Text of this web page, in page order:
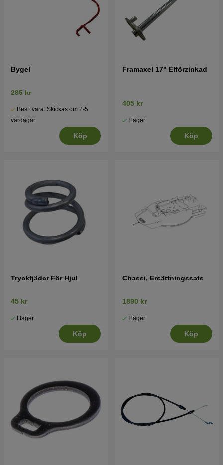
Bygel
285 kr
Best. vara. Skickas om 2-5
vardagar
Köp
Framaxel 17" Elförzinkad
405 kr
I lager
Köp
Tryckfjäder För Hjul
45 kr
I lager
Köp
Chassi, Ersättningssats
1890 kr
I lager
Köp